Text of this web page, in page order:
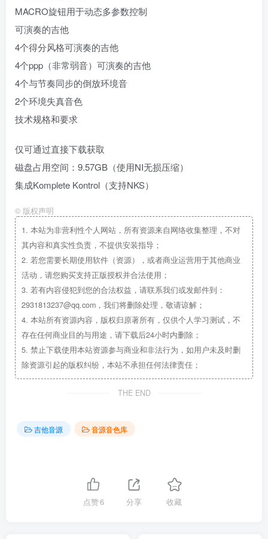
MACRO旋钮用于动态多参数控制
可演奏的吉他
4个得分风格可演奏的吉他
4个ppp（非常弱音）可演奏的吉他
4个与节奏同步的倒放环境音
2个环境失真音色
技术规格和要求
仅可通过直接下载获取
磁盘占用空间：9.57GB（使用NI无损压缩）
集成Komplete Kontrol（支持NKS）
© 版权声明
1. 本站为非营利性个人网站，所有资源来自网络收集整理，不对
其内容和真实性负责，不提供安装指导；
2. 若您需要长期使用软件（资源），或者商业运营用于其他商业
活动，请您购买支持正版授权并合法使用；
3. 若有内容侵犯到您的合法权益，请联系我们或发邮件到：
2931813237@qq.com，我们将删除处理，敬请谅解；
4. 本站所有资源内容，版权归原著所有，仅供个人学习测试，不
存在任何商业目的与用途，请下载后24小时内删除；
5. 禁止下载使用本站资源参与商业和非法行为，如用户未及时删
除资源引起的版权纠纷，本站不承担任何法律责任；
THE END
吉他音源 音源音色库
点赞6 分享 收藏